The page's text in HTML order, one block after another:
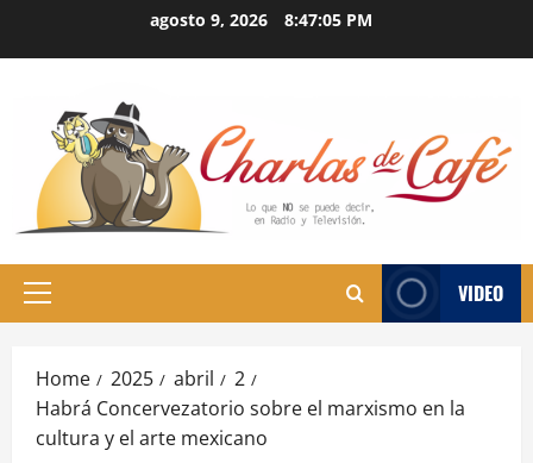
agosto 9, 2026 8:47:06 PM
Primary
VIDEO
Home 2025 abril
2
Habrá Concervezatorio sobre el marxismo en la
cultura y el arte mexicano